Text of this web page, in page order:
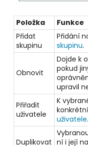
Položka
Funkce
Přidat
skupinu
Přidání
skupinu.
Obnovit
Dojde k
pokud
upravil
Přiřadit
uživatele
K
uživatele.
Duplikovat ní i její